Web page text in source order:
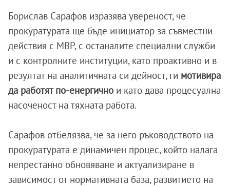
Борислав Сарафов изразява увереност, че
прокуратурата ще бъде инициатор за съвместни
действия с МВР, с останалите специални служби
и с контролните институции, като проактивно и в
резултат на аналитичната си дейност, ги мотивира
да работят по-енергично и като дава процесуална
насоченост на тяхната работа.
Сарафов отбелязва, че за него ръководството на
прокуратурата е динамичен процес, който налага
непрестанно обновяване и актуализиране в
зависимост от нормативната база, развитието на